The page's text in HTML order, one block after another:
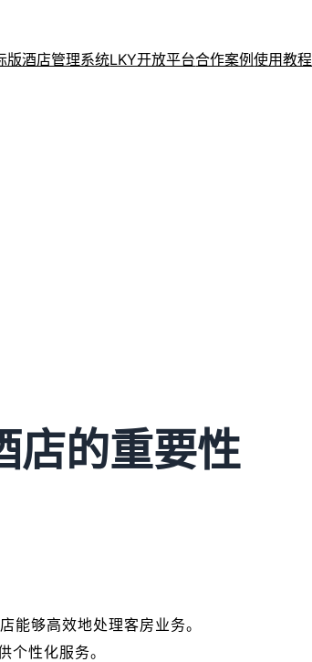
版酒店管理系统LKY开放平台合作案例使用教程
店的重要性
能够高效地处理客房业务。
个性化服务。